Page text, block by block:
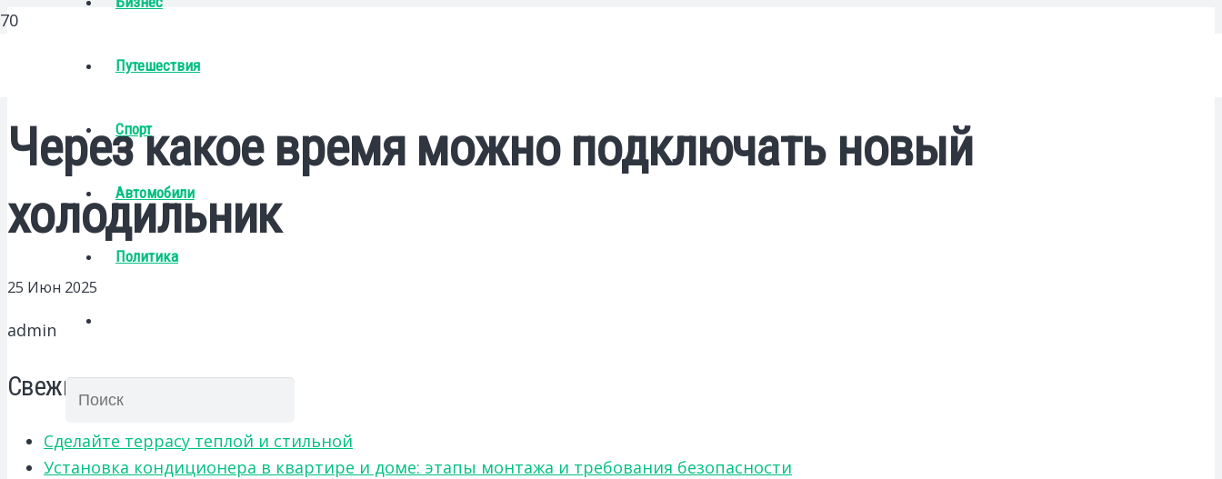
Путешествия
Спорт
Автомобили
Политика
Через какое время можно подключать новый
холодильник
25 Июн 2025
admin
Свежие записи
Сделайте террасу теплой и стильной
Установка кондиционера в квартире и доме: этапы монтажа и требования безопасности